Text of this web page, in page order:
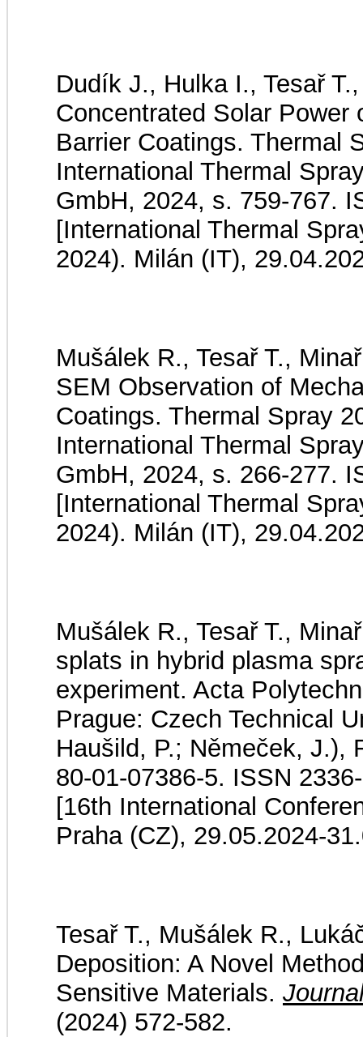
Dudík J., Hulka I., Tesař
Concentrated Solar Power
Barrier Coatings. Thermal
International Thermal
GmbH, 2024, s. 759-767.
[International Thermal
2024). Milán (IT),
Mušálek R., Tesař T.,
SEM Observation of
Coatings. Thermal Spray
International Thermal
GmbH, 2024, s. 266-277.
[International Thermal
2024). Milán (IT),
Mušálek R., Tesař T.,
splats in hybrid plasma
experiment. Acta
Prague: Czech Technical
Haušild, P.; Němeček, J.),
80-01-07386-5. ISSN
[16th International
Praha (CZ), 29.05.2024-
Tesař T., Mušálek R.,
Deposition: A Novel
Sensitive Materials.
(2024) 572-582.